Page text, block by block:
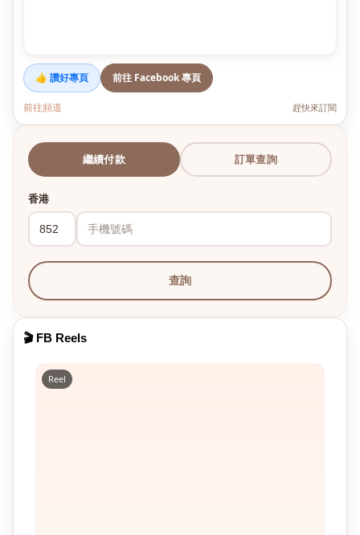
👍 讚好專頁 前往 Facebook 專頁
前往頻道 趕快來訂閱
繼續付款 訂單查詢
香港
查詢
🎬 FB Reels
Reel